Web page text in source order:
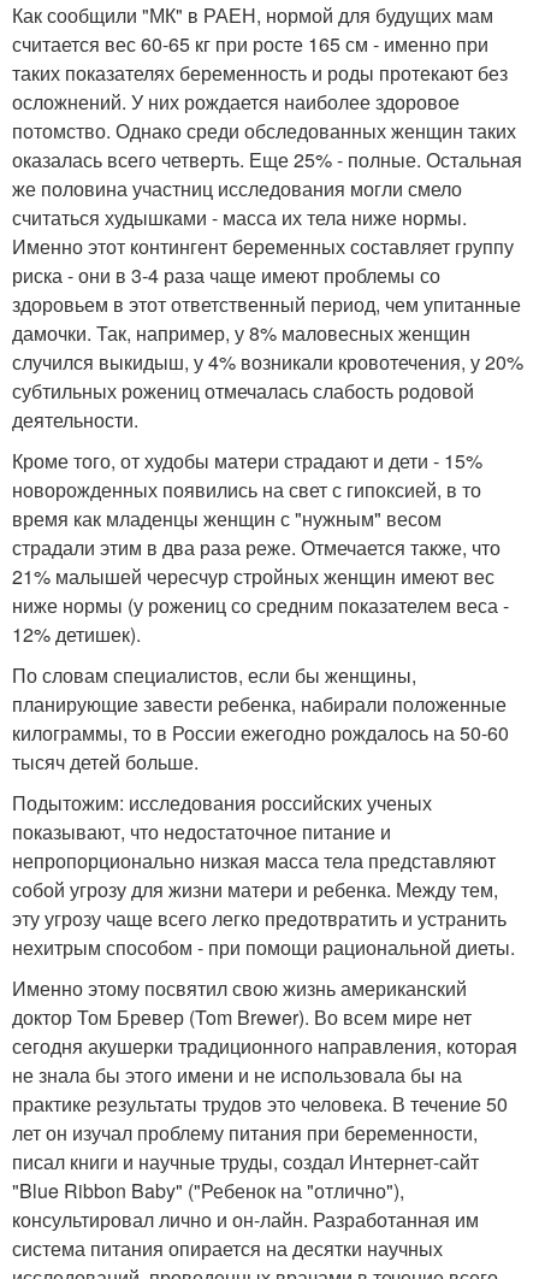
Как сообщили "МК" в РАЕН, нормой для будущих мам
считается вес 60-65 кг при росте 165 см - именно при
таких показателях беременность и роды протекают без
осложнений. У них рождается наиболее здоровое
потомство. Однако среди обследованных женщин таких
оказалась всего четверть. Еще 25% - полные. Остальная
же половина участниц исследования могли смело
считаться худышками - масса их тела ниже нормы.
Именно этот контингент беременных составляет группу
риска - они в 3-4 раза чаще имеют проблемы со
здоровьем в этот ответственный период, чем упитанные
дамочки. Так, например, у 8% маловесных женщин
случился выкидыш, у 4% возникали кровотечения, у 20%
субтильных рожениц отмечалась слабость родовой
деятельности.
Кроме того, от худобы матери страдают и дети - 15%
новорожденных появились на свет с гипоксией, в то
время как младенцы женщин с "нужным" весом
страдали этим в два раза реже. Отмечается также, что
21% малышей чересчур стройных женщин имеют вес
ниже нормы (у рожениц со средним показателем веса -
12% детишек).
По словам специалистов, если бы женщины,
планирующие завести ребенка, набирали положенные
килограммы, то в России ежегодно рождалось на 50-60
тысяч детей больше.
Подытожим: исследования российских ученых
показывают, что недостаточное питание и
непропорционально низкая масса тела представляют
собой угрозу для жизни матери и ребенка. Между тем,
эту угрозу чаще всего легко предотвратить и устранить
нехитрым способом - при помощи рациональной диеты.
Именно этому посвятил свою жизнь американский
доктор Том Бревер (Tom Brewer). Во всем мире нет
сегодня акушерки традиционного направления, которая
не знала бы этого имени и не использовала бы на
практике результаты трудов это человека. В течение 50
лет он изучал проблему питания при беременности,
писал книги и научные труды, создал Интернет-сайт
"Blue Ribbon Baby" ("Ребенок на "отлично"),
консультировал лично и он-лайн. Разработанная им
система питания опирается на десятки научных